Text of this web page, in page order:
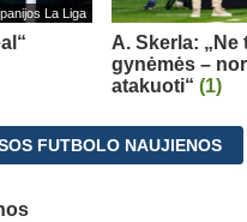
La Liga
A. Skerla: „Ne
gynėmės –
atakuoti“ (1)
FUTBOLO NAUJIENOS